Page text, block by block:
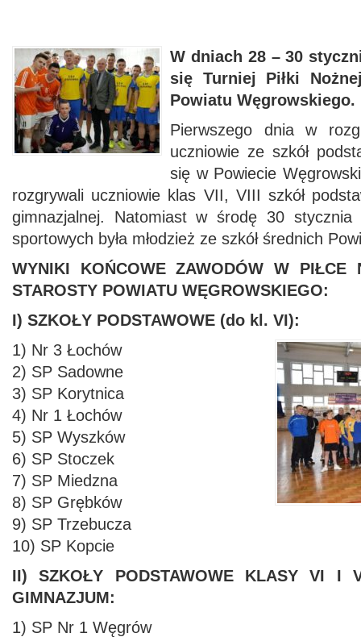
W dniach 28 – 30
się Turniej Piłki
Powiatu Węgrowskiego.
Pierwszego dnia w
uczniowie ze szkół
się w Powiecie
rozgrywali uczniowie klas VII, VIII szkół
gimnazjalnej. Natomiast w środę 30 stycznia
sportowych była młodzież ze szkół średnich
WYNIKI KOŃCOWE ZAWODÓW W PIŁCE
STAROSTY POWIATU WĘGROWSKIEGO:
I) SZKOŁY PODSTAWOWE (do kl. VI):
1) Nr 3 Łochów
2) SP Sadowne
3) SP Korytnica
4) Nr 1 Łochów
5) SP Wyszków
6) SP Stoczek
7) SP Miedzna
8) SP Grębków
9) SP Trzebucza
10) SP Kopcie
II) SZKOŁY PODSTAWOWE KLASY VI I
GIMNAZJUM:
1) SP Nr 1 Węgrów